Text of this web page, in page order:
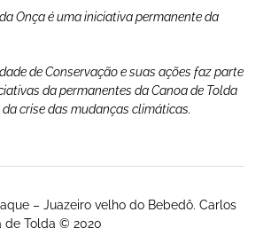
Onça é uma iniciativa permanente da
de Conservação e suas ações faz parte
da permanentes da Canoa de Tolda
crise das mudanças climáticas.
– Juazeiro velho do Bebedô. Carlos
de Tolda © 2020